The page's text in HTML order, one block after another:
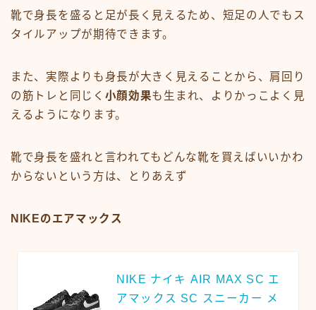
靴で身長を盛ると足が長く見えるため、短足の人でもス
タイルアップが期待できます。
また、実際よりも身長が大きく見えることから、肩回り
の筋トレと同じく 小顔効果も生まれ、よりかっこよく見
えるようになります。
靴で身長を盛れと言われてもどんな靴を買えばいいかわ
からないという方は、とりあえず
NIKEのエアマックス
NIKE ナイキ AIR MAX SC エ
アマックス SC スニーカー メ